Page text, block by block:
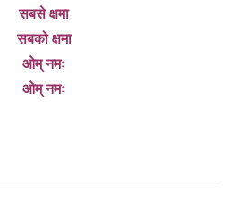
सबसे क्षमा
सबको क्षमा
ओम् नमः
ओम् नमः